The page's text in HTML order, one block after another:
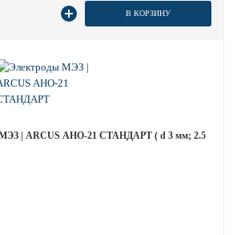
В КОРЗИНУ
МЭЗ | ARCUS АНО-21 СТАНДАРТ ( d 3 мм; 2.5